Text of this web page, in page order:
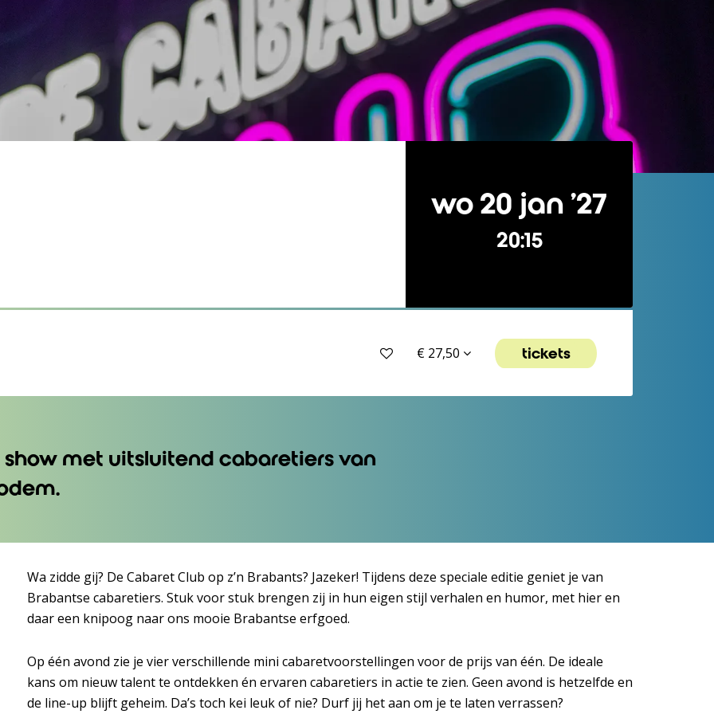
wo 20 jan ’27
20:15
€ 27,50 tickets
show met uitsluitend cabaretiers van
Wa zidde gij? De Cabaret Club op z’n Brabants? Jazeker! Tijdens deze speciale editie geniet je van
Brabantse cabaretiers. Stuk voor stuk brengen zij in hun eigen stijl verhalen en humor, met hier en
daar een knipoog naar ons mooie Brabantse erfgoed.
Op één avond zie je vier verschillende mini cabaretvoorstellingen voor de prijs van één. De ideale
kans om nieuw talent te ontdekken én ervaren cabaretiers in actie te zien. Geen avond is hetzelfde en
de line-up blijft geheim. Da’s toch kei leuk of nie? Durf jij het aan om je te laten verrassen?